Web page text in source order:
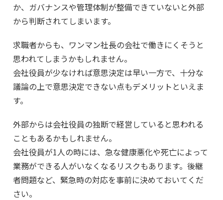
か、ガバナンスや管理体制が整備できていないと外部
から判断されてしまいます。
求職者からも、ワンマン社長の会社で働きにくそうと
思われてしまうかもしれません。
会社役員が少なければ意思決定は早い一方で、十分な
議論の上で意思決定できない点もデメリットといえま
す。
外部からは会社役員の独断で経営していると思われる
こともあるかもしれません。
会社役員が1人の時には、急な健康悪化や死亡によって
業務ができる人がいなくなるリスクもあります。後継
者問題など、緊急時の対応を事前に決めておいてくだ
さい。